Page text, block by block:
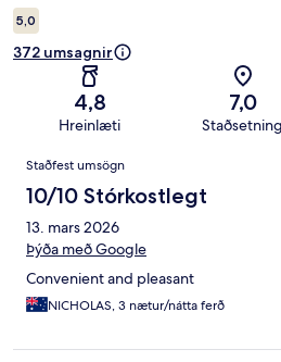
5,0
372 umsagnir
4,8
Hreinlæti
7,0
Staðsetning
Umsagnir
Staðfest umsögn
10/10 Stórkostlegt
13. mars 2026
Þýða með Google
Convenient and pleasant
NICHOLAS, 3 nætur/nátta ferð